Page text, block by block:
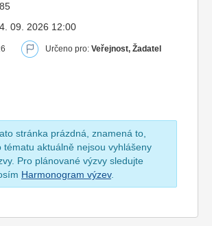
09. 2026 12:00
Určeno pro: Veřejnost, Žadatel
stránka prázdná, znamená to,
tématu aktuálně nejsou vyhlášeny
Pro plánované výzvy sledujte
Harmonogram výzev.